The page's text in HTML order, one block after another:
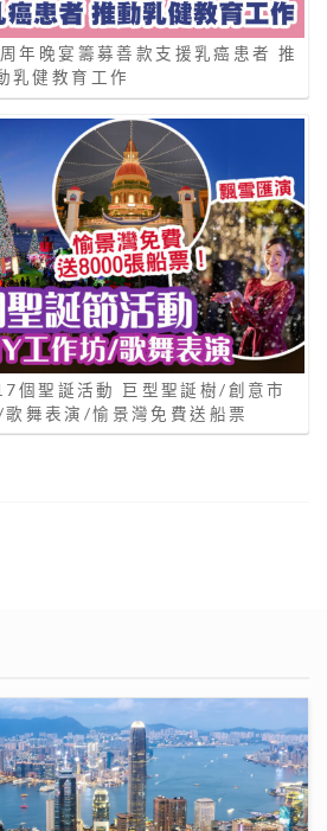
年晚宴籌募善款支援乳癌患者 推
乳健教育工作
個聖誕活動 巨型聖誕樹/創意市
舞表演/愉景灣免費送船票